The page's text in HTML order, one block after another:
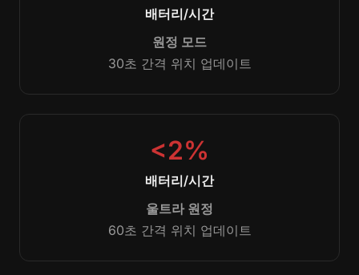
배터리/시간
원정 모드
30초 간격 위치 업데이트
<2%
배터리/시간
울트라 원정
60초 간격 위치 업데이트